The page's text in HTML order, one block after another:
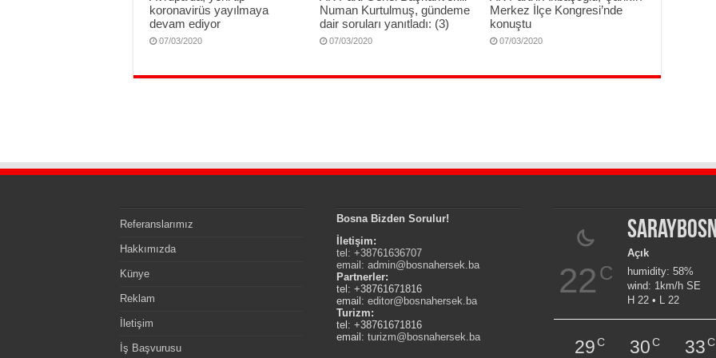
koronavirüs yayılmaya
devam ediyor
07/03/2020
Numan Kurtulmuş, gündeme
dair soruları yanıtladı: (3)
07/03/2020
Merkez İlçe Kongresi’nde
konuştu
07/03/2020
Referanslarımız
Hakkımızda
Künye
Reklam
İletişim
İş Başvurusu
Bosna Bizden Sorulur!
İletişim:
tel: +38761636707
email:admin@bosnahersek.ba
Partnerler:
tel: +38761671816
email:editor@bosnahersek.ba
Turizm:
tel: +38761671816
email:turizm@bosnahersek.ba
22 C
Açık
humidity: 58%
wind: 1km/h SE
H 22 • L 22
29C 30C 33C